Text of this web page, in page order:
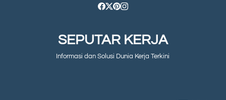
SEPUTAR KERJA
Informasi dan Solusi Dunia Kerja Terkini